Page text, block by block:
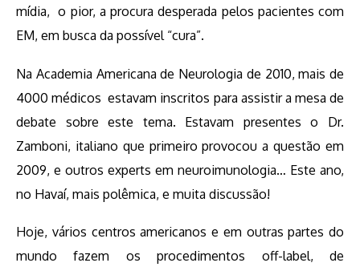
mídia, o pior, a procura desperada pelos pacientes com
EM, em busca da possível “cura”.
Na Academia Americana de Neurologia de 2010, mais de
4000 médicos estavam inscritos para assistir a mesa de
debate sobre este tema. Estavam presentes o Dr.
Zamboni, italiano que primeiro provocou a questão em
2009, e outros experts em neuroimunologia… Este ano,
no Havaí, mais polêmica, e muita discussão!
Hoje, vários centros americanos e em outras partes do
mundo fazem os procedimentos off-label, de